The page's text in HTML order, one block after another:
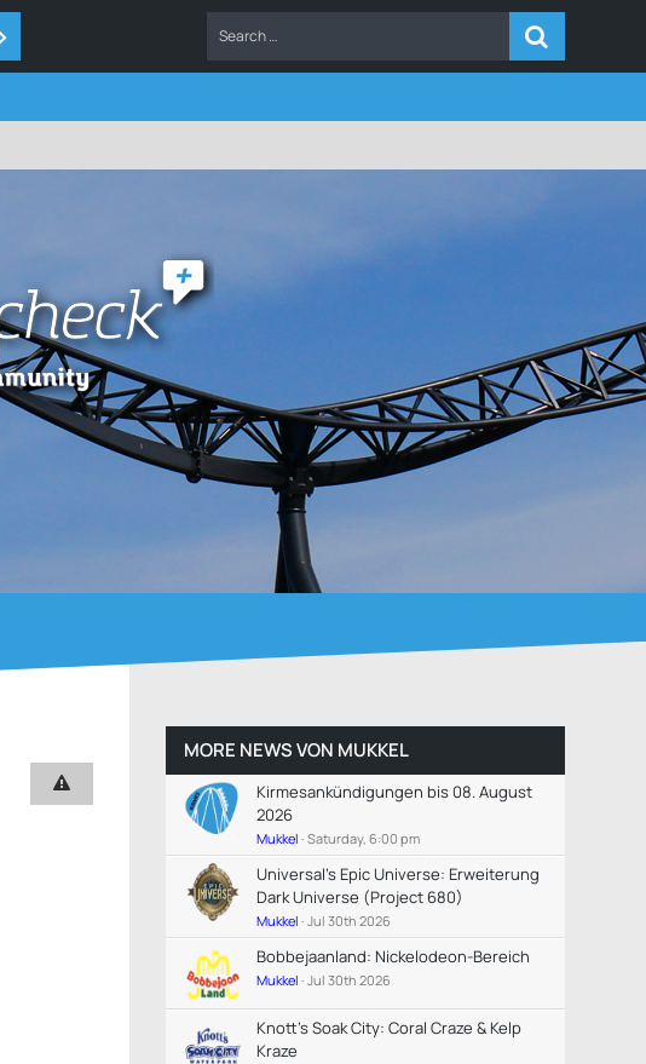
MORE NEWS VON MUKKEL
Kirmesankündigungen bis 08. August
2026
Mukkel Saturday, 6:00 pm
Universal's Epic Universe: Erweiterung
Dark Universe (Project 680)
Mukkel Jul 30th 2026
Bobbejaanland: Nickelodeon-Bereich
Mukkel Jul 30th 2026
Knott's Soak City: Coral Craze & Kelp
Kraze